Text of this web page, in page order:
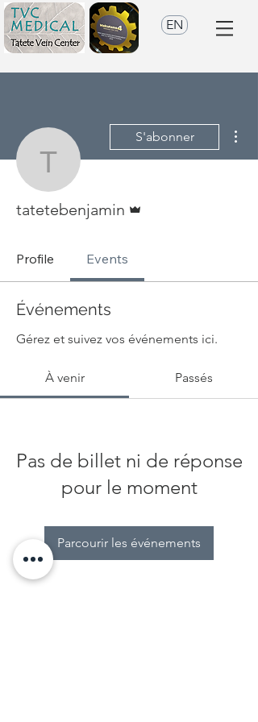
EN
tatetebenjamin
S'abonner
tatetebenjamin
Profile Events
Événements
Gérez et suivez vos événements ici.
À venir Passés
Pas de billet ni de réponse
pour le moment
Parcourir les événements